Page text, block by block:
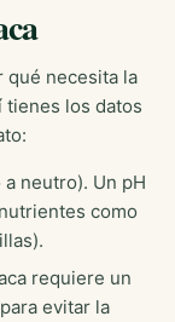
qué necesita la
tienes los datos
neutro). Un pH
como
requiere un
evitar la